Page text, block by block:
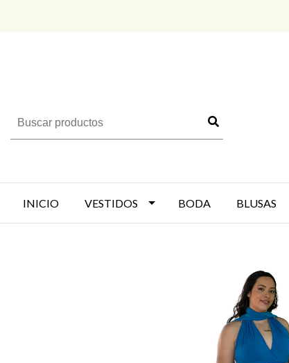
INICIO VESTIDOS BODA BLUSAS